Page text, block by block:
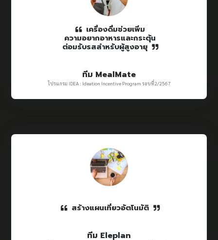
เครื่องดื่มช่วยเพิ่ม
ความอยากอาหารและกระตุ้น
ต่อมรับรสสำหรับผู้สูงอายุ
ทีม MealMate
โปรแกรม IDEA : Ideation Incentive Program รอบที่2/2567
สร้างแผนเที่ยวอัตโนมัติ
ทีม Eleplan